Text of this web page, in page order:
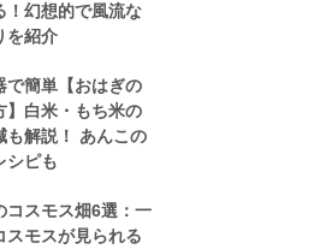
！幻想的で風流な
を紹介
で簡単【おはぎの
】白米・もち米の
も解説！ あんこの
シピも
コスモス畑6選：一
スモスが見られる